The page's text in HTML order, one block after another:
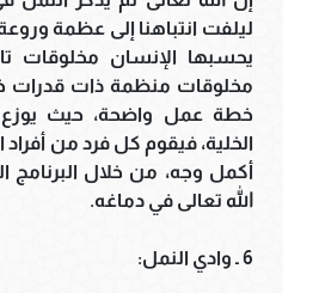
ليلفت انتباهنا إلى عظمة
يحسبها الإنسان مخلوقات
مخلوقات منظمة ذات قدرات
خطة عمل واضحة، حيث يوزع
الخلية، فيقوم كل فرد من أفراد
أكمل وجه، من خلال البرنامج
الله تعالى في دماغه.
6 ـ وادي النمل: